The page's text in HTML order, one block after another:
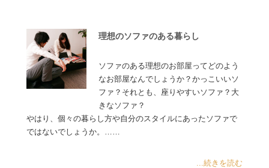
理想のソファのある暮らし
ソファのある理想のお部屋ってどのよう
なお部屋なんでしょうか？かっこいいソ
ファ？それとも、座りやすいソファ？大
きなソファ？
やはり、個々の暮らし方や自分のスタイルにあったソファで
ではないでしょうか。……
...続きを読む